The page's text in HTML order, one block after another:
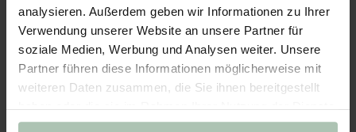
analysieren. Außerdem geben wir Informationen zu Ihrer
Verwendung unserer Website an unsere Partner für
soziale Medien, Werbung und Analysen weiter. Unsere
Partner führen diese Informationen möglicherweise mit
weiteren Daten zusammen, die Sie ihnen bereitgestellt
haben oder die sie im Rahmen Ihrer Nutzung der Dienste
gesammelt haben.
44.99 22.50
Wähle deine Größe